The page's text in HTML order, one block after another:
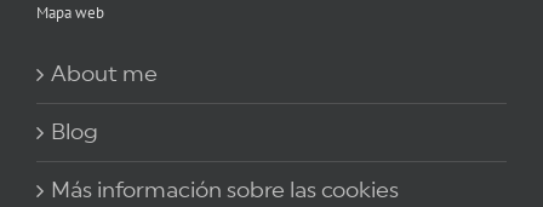
Mapa web
About me
Blog
Más información sobre las cookies